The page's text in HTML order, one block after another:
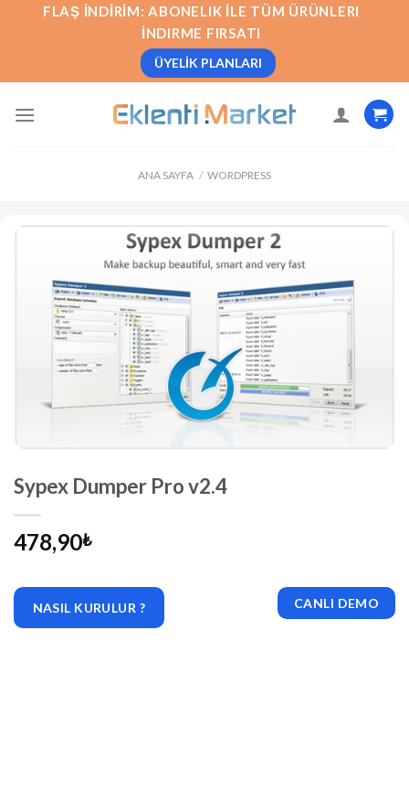
FLAŞ İNDIRIM: ABONELIK İLE TÜM ÜRÜNLERI
İNDIRME FIRSATI
ÜYELIK PLANLARI
ANA SAYFA / WORDPRESS
Sypex Dumper Pro v2.4
478,90₺
NASIL KURULUR ? CANLI DEMO